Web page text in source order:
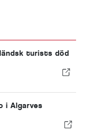
turists död
i Algarves